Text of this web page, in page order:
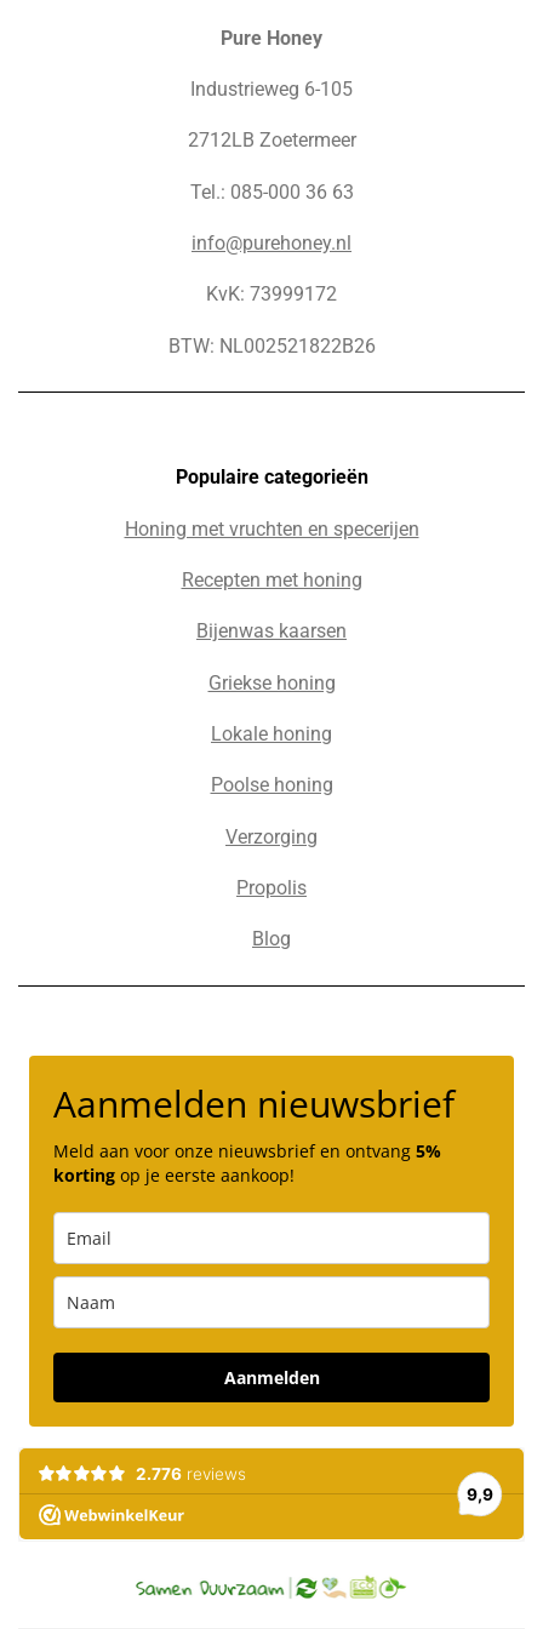
Pure Honey
Industrieweg 6-105
2712LB Zoetermeer
Tel.: 085-000 36 63
info@purehoney.nl
KvK: 73999172
BTW: NL002521822B26
Populaire categorieën
Honing met vruchten en specerijen
Recepten met honing
Bijenwas kaarsen
Griekse honing
Lokale honing
Poolse honing
Verzorging
Propolis
Blog
Aanmelden nieuwsbrief
Meld aan voor onze nieuwsbrief en ontvang 5%
korting op je eerste aankoop!
Aanmelden